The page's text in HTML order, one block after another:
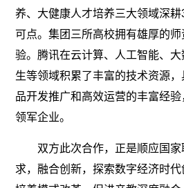
养、大健康人才培养三大领域深
可点。集团三所高校拥有雄厚的
验。腾讯在云计算、人工智能、
生等领域积累了丰富的技术资源，
品开发推广和高效运营的丰富经
领军企业。
双方此次合作，正是顺应国
求，融合创新，探索数字经济时